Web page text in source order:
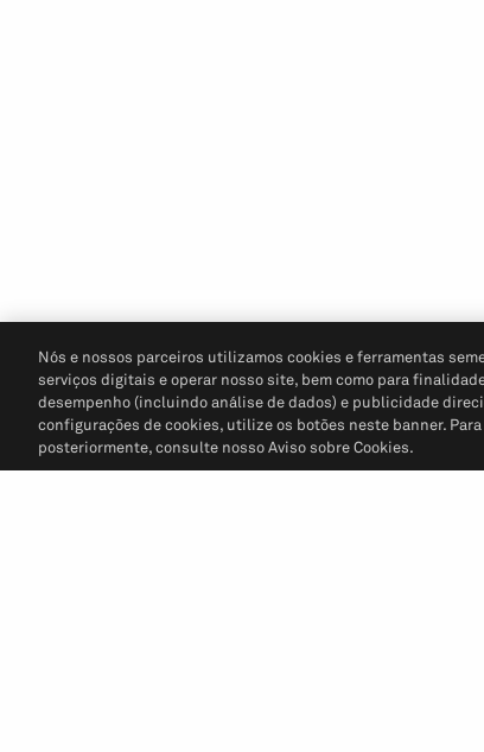
Nós e nossos parceiros utilizamos cookies e ferramentas
serviços digitais e operar nosso site, bem como para
desempenho (incluindo análise de dados) e publicidade
configurações de cookies, utilize os botões neste banner.
posteriormente, consulte nosso Aviso sobre Cookies.